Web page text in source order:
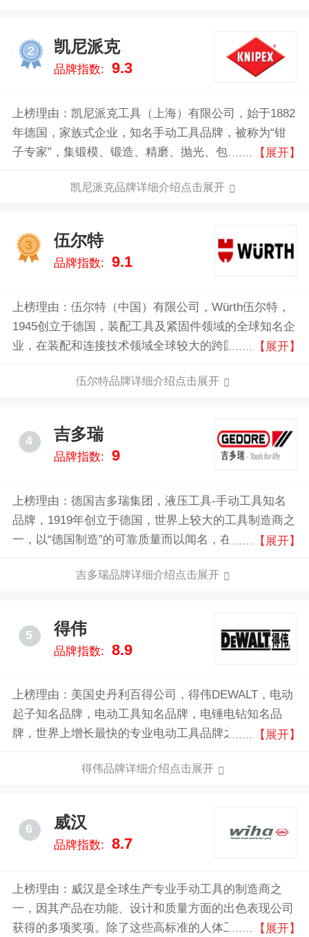
凯尼派克
品牌指数: 9.3
上榜理由：凯尼派克工具（上海）有限公司，始于1882
年德国，家族式企业，知名手动工具品牌，被称为“钳
子专家”，集锻模、锻造、精磨、抛光、包装于一体的
【展开】
凯尼派克品牌详细介绍点击展开
3
伍尔特
品牌指数: 9.1
上榜理由：伍尔特（中国）有限公司，Würth伍尔特，
1945创立于德国，装配工具及紧固件领域的全球知名企
业，在装配和连接技术领域全球较大的跨国公司，全球
【展开】
伍尔特品牌详细介绍点击展开
4 吉多瑞
品牌指数: 9
上榜理由：德国吉多瑞集团，液压工具-手动工具知名
品牌，1919年创立于德国，世界上较大的工具制造商之
一，以“德国制造”的可靠质量而以闻名，在德国享有“工
【展开】
吉多瑞品牌详细介绍点击展开
5 得伟
品牌指数: 8.9
上榜理由：美国史丹利百得公司，得伟DEWALT，电动
起子知名品牌，电动工具知名品牌，电锤电钻知名品
牌，世界上增长最快的专业电动工具品牌之一，行业极
尖的高品质工具类的制造商。
【展开】
得伟品牌详细介绍点击展开
6 威汉
品牌指数: 8.7
上榜理由：威汉是全球生产专业手动工具的制造商之
一，因其产品在功能、设计和质量方面的出色表现公司
获得的多项奖项。除了这些高标准的人体工程学设计之
【展开】